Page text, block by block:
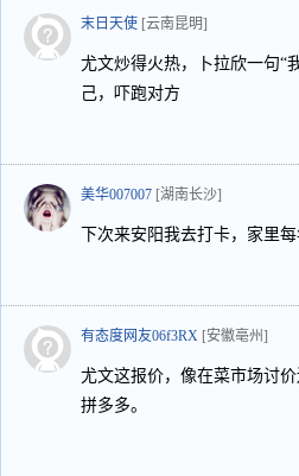
末日天使 [云南昆明]
尤文炒得火热，卜拉欣一句
己，吓跑对方
美华007007 [湖南长沙]
下次来安阳我去打卡，家里
有态度网友06f3RX [安徽亳州]
尤文这报价，像在菜市场讨
拼多多。